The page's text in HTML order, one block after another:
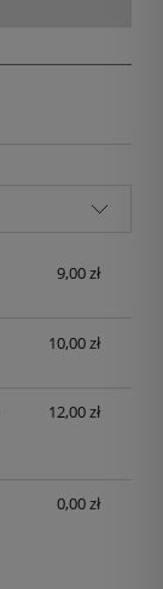
9,00 zł
10,00 zł
12,00 zł
0,00 zł